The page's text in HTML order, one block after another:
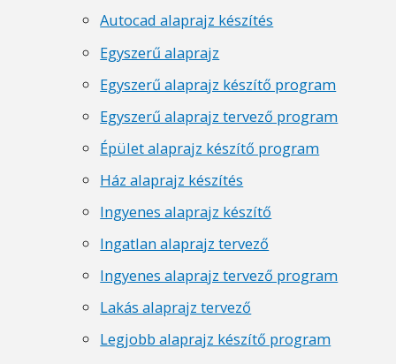
Autocad alaprajz készítés
Egyszerű alaprajz
Egyszerű alaprajz készítő program
Egyszerű alaprajz tervező program
Épület alaprajz készítő program
Ház alaprajz készítés
Ingyenes alaprajz készítő
Ingatlan alaprajz tervező
Ingyenes alaprajz tervező program
Lakás alaprajz tervező
Legjobb alaprajz készítő program